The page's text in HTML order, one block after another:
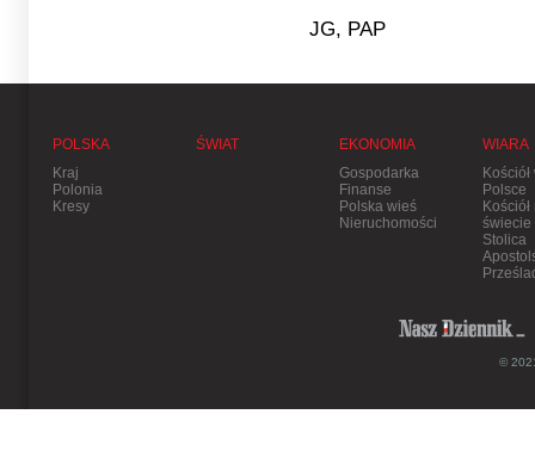
JG, PAP
POLSKA
Kraj
Polonia
Kresy
ŚWIAT
EKONOMIA
Gospodarka
Finanse
Polska wieś
Nieruchomości
WIARA
Kościół
Polsce
Kościół
świecie
Stolica
©